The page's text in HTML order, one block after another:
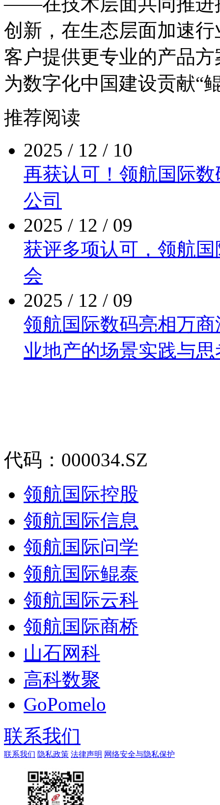
创新，在生态层面加速
客户提供更专业的产品方
为数字化中国建设贡献“
推荐阅读
2025 / 12 / 10
再获认可！领航国
公司
2025 / 12 / 09
获评多项认可，领
会
2025 / 12 / 09
领航国际数码亮相万商
业地产的场景实践与思
代码：000034.SZ
领航国际控股
领航国际信息
领航国际问学
领航国际鲲泰
领航国际云科
领航国际商桥
山石网科
高科数聚
GoPomelo
联系我们
联系我们 隐私政策 法律声明 网络安全与隐私保护